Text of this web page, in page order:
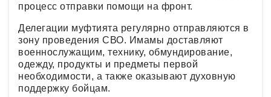
процесс отправки помощи на фронт.
Делегации муфтията регулярно отправляются в
зону проведения СВО. Имамы доставляют
военнослужащим, технику, обмундирование,
одежду, продукты и предметы первой
необходимости, а также оказывают духовную
поддержку бойцам.